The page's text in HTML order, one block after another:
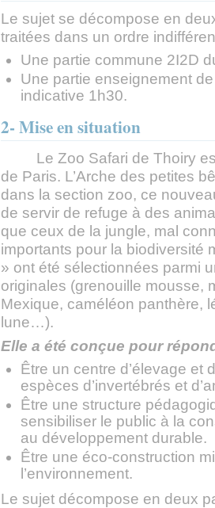
Le sujet se décompose en
traitées dans un ordre
Une partie commune 2I2D
Une partie enseignement
indicative 1h30.
2- Mise en situation
Le Zoo Safari de Thoiry
de Paris. L’Arche des petites
dans la section zoo, ce
de servir de refuge à des
que ceux de la jungle, mal
importants pour la biodiversité
» ont été sélectionnées parmi
originales (grenouille mousse,
Mexique, caméléon panthère,
lune…).
Elle a été conçue pour
Être un centre d’élevage et
espèces d’invertébrés et
Être une structure
sensibiliser le public à la
au développement durable.
Être une éco-construction
l’environnement.
Le sujet décompose en deux